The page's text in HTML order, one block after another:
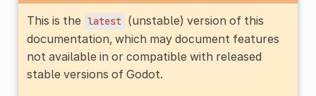
This is the latest (unstable) version of this
documentation, which may document features
not available in or compatible with released
stable versions of Godot.